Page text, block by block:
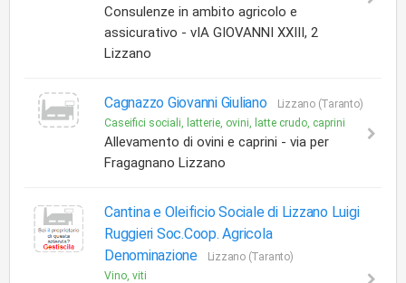
Consulenze in ambito agricolo e
assicurativo - vIA GIOVANNI XXIII, 2
Lizzano
Cagnazzo Giovanni Giuliano
Lizzano (Taranto)
Caseifici sociali, latterie, ovini, latte crudo, caprini
Allevamento di ovini e caprini - via per
Fragagnano Lizzano
Cantina e Oleificio Sociale di Lizzano Luigi
Ruggieri Soc.Coop. Agricola
Denominazione
Lizzano (Taranto)
Vino, viti